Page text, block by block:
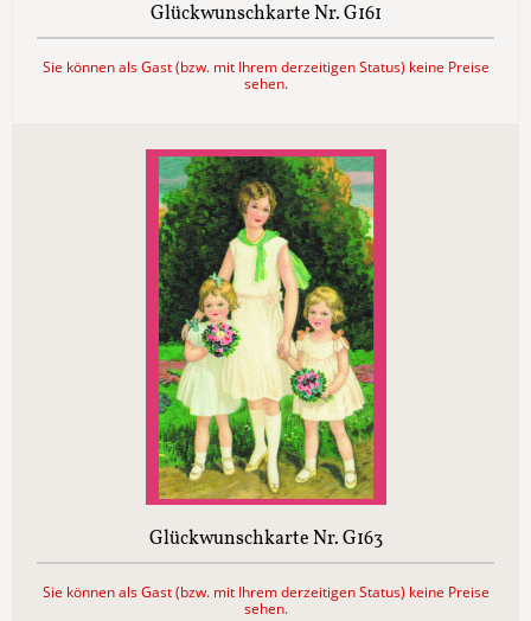
Glückwunschkarte Nr. G161
Sie können als Gast (bzw. mit Ihrem derzeitigen Status) keine Preise
sehen.
Glückwunschkarte Nr. G163
Sie können als Gast (bzw. mit Ihrem derzeitigen Status) keine Preise
sehen.